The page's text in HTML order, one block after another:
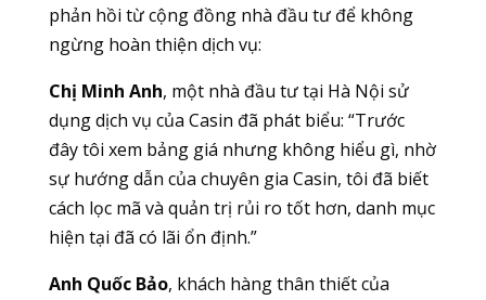
phản hồi từ cộng đồng nhà đầu tư để không
ngừng hoàn thiện dịch vụ:
Chị Minh Anh, một nhà đầu tư tại Hà Nội sử
dụng dịch vụ của Casin đã phát biểu: “Trước
đây tôi xem bảng giá nhưng không hiểu gì, nhờ
sự hướng dẫn của chuyên gia Casin, tôi đã biết
cách lọc mã và quản trị rủi ro tốt hơn, danh mục
hiện tại đã có lãi ổn định.”
Anh Quốc Bảo, khách hàng thân thiết của